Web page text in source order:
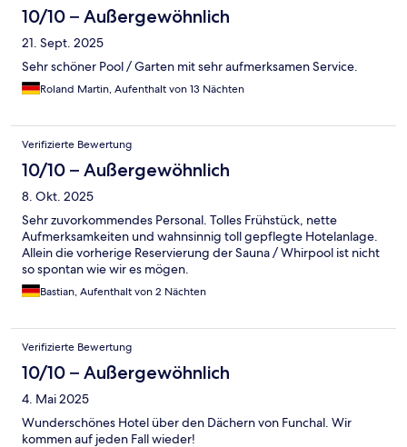
10/10 – Außergewöhnlich
21. Sept. 2025
Sehr schöner Pool / Garten mit sehr aufmerksamen Service.
Roland Martin, Aufenthalt von 13 Nächten
Verifizierte Bewertung
10/10 – Außergewöhnlich
8. Okt. 2025
Sehr zuvorkommendes Personal. Tolles Frühstück, nette
Aufmerksamkeiten und wahnsinnig toll gepflegte Hotelanlage.
Allein die vorherige Reservierung der Sauna / Whirpool ist nicht
so spontan wie wir es mögen.
Bastian, Aufenthalt von 2 Nächten
Verifizierte Bewertung
10/10 – Außergewöhnlich
4. Mai 2025
Wunderschönes Hotel über den Dächern von Funchal. Wir
kommen auf jeden Fall wieder!